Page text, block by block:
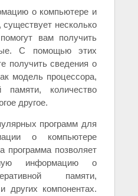
о компьютере и
существует несколько
вам получить
С помощью этих
получить сведения о
модель процессора,
памяти, количество
другое.
программ для
о компьютере
программа позволяет
информацию о
памяти,
других компонентах.